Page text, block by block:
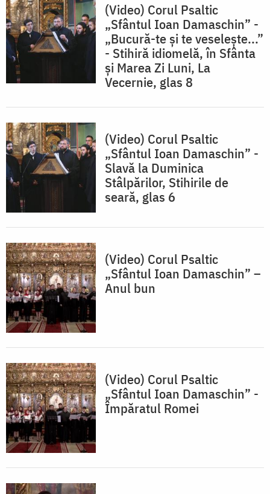
(Video) Corul Psaltic
„Sfântul Ioan Damaschin” -
„Bucură-te și te veselește...”
- Stihiră idiomelă, în Sfânta
și Marea Zi Luni, La
Vecernie, glas 8
(Video) Corul Psaltic
„Sfântul Ioan Damaschin” -
Slavă la Duminica
Stâlpărilor, Stihirile de
seară, glas 6
(Video) Corul Psaltic
„Sfântul Ioan Damaschin” –
Anul bun
(Video) Corul Psaltic
„Sfântul Ioan Damaschin” -
Împăratul Romei